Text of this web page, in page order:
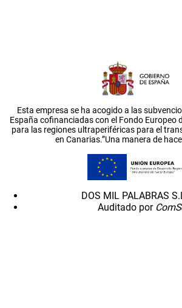
Esta empresa se ha acogido a las
España cofinanciadas con el Fondo Europeo
para las regiones ultraperiféricas para el
en Canarias.”Una manera de
DOS MIL PALABRAS
Auditado por